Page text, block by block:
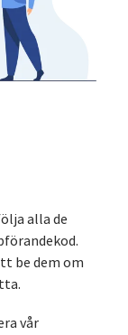
alla de
be dem om
vår